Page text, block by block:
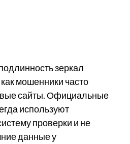
зеркал
мошенники часто
сайты. Официальные
используют
проверки и не
данные у